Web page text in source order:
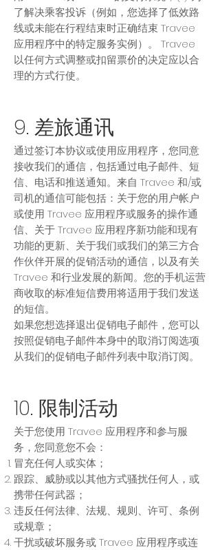
了解决乘客投诉（例如，您选择了低效路
线或未能在行程结束时正确结束 Travee
应用程序中的特定服务实例）。 Travee
以任何方式调整或扣留票价的决定应以合
理的方式行使。
9. 差旅通讯
通过签订本协议或使用应用程序，您同意
接收我们的通信，包括通过电子邮件、短
信、电话和推送通知。来自 Travee 和/或
司机的通信可能包括：关于您的用户帐户
或使用 Travee 应用程序或服务的操作通
信、关于 Travee 应用程序新功能和现有
功能的更新、关于我们或我们的第三方合
作伙伴开展的促销活动的通信，以及有关
Travee 和行业发展的新闻。您的手机运营
商收取的标准短信费用将适用于我们发送
的短信。
如果您想选择退出促销电子邮件，您可以
按照促销电子邮件本身中的取消订阅选项
从我们的促销电子邮件列表中取消订阅。
10. 限制活动
关于您使用 Travee 应用程序和参与服
务，您同意您不会：
冒充任何人或实体；
跟踪、威胁或以其他方式骚扰任何人，或
携带任何武器；
违反任何法律、法规、规则、许可、条例
或规章；
干扰或破坏服务或 Travee 应用程序或连